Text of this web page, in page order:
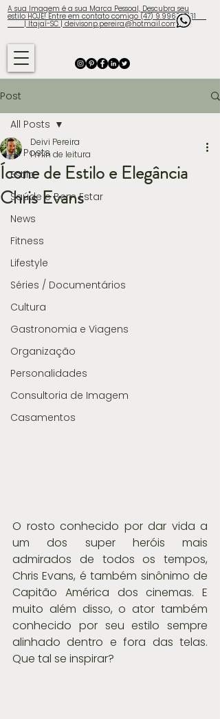
A sua Imagem é a sua Marca Pessoal, Descubra seu
estilo HOJE! Entre em contato comigo (47) 9.9960-3131
| Itajaí-SC | deivisonp.pereira@hotmail.com
Post
All Posts
Estilo
Saúde e Bem Estar
News
Fitness
Lifestyle
Séries / Documentários
Cultura
Gastronomia e Viagens
Organização
Personalidades
Consultoria de Imagem
Casamentos
All Posts
Ícone de Estilo e Elegância
Chris Evans
Deivi Pereira
1 min de leitura
O rosto conhecido por dar vida a
um dos super heróis mais
admirados de todos os tempos,
Chris Evans, é também sinônimo de
Capitão América dos cinemas. E
muito além disso, o ator também
conhecido por seu estilo sempre
alinhado dentro e fora das telas.
Que tal se inspirar?